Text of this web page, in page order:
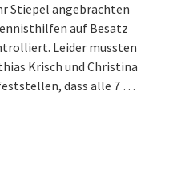
Stiepel angebrachten
auf Besatz
Leider mussten
Krisch und Christina
dass alle 7 …